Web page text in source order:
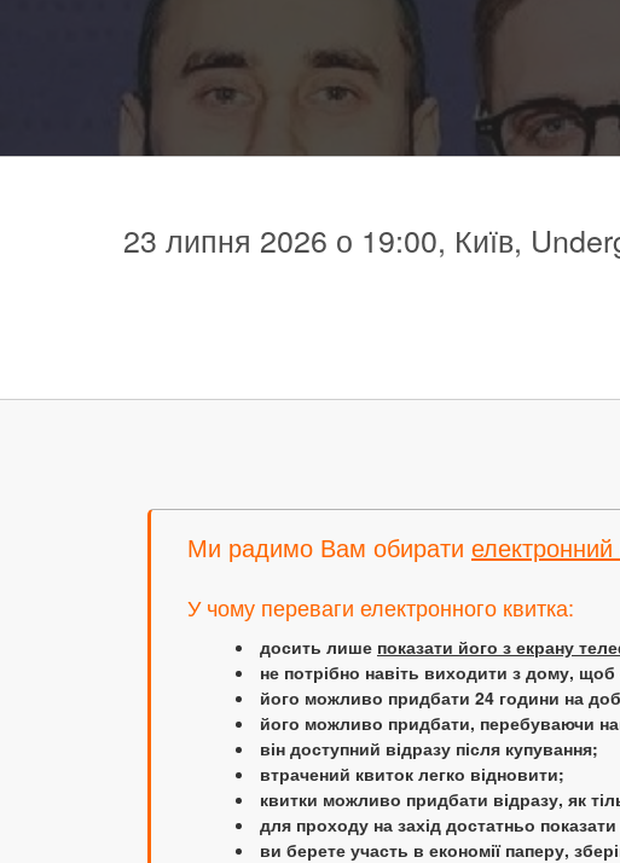
23 липня 2026 о 19:00, Київ,
Ми радимо Вам обирати електронний
У чому переваги електронного квитка:
досить лише показати його з екрану
не потрібно навіть виходити з дому,
його можливо придбати 24 години на
його можливо придбати, перебуваючи
він доступний відразу після купування;
втрачений квиток легко відновити;
квитки можливо придбати відразу, як
для проходу на захід достатньо
ви берете участь в економії паперу,